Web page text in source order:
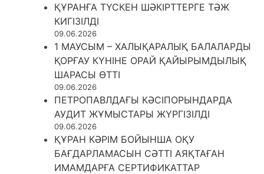
ҚҰРАНҒА ТҮСКЕН ШӘКІРТТЕРГЕ ТӘЖ
КИГІЗІЛДІ
09.06.2026
1 МАУСЫМ – ХАЛЫҚАРАЛЫҚ БАЛАЛАРДЫ
ҚОРҒАУ КҮНІНЕ ОРАЙ ҚАЙЫРЫМДЫЛЫҚ
ШАРАСЫ ӨТТІ
09.06.2026
ПЕТРОПАВЛДАҒЫ КӘСІПОРЫНДАРДА
АУДИТ ЖҰМЫСТАРЫ ЖҮРГІЗІЛДІ
09.06.2026
ҚҰРАН КӘРІМ БОЙЫНША ОҚУ
БАҒДАРЛАМАСЫН СӘТТІ АЯҚТАҒАН
ИМАМДАРҒА СЕРТИФИКАТТАР